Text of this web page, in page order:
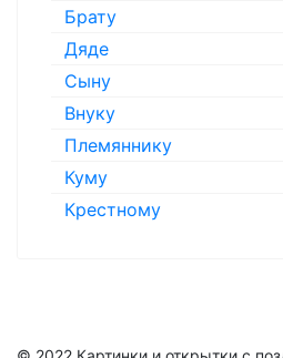
Брату
Дяде
Сыну
Внуку
Племяннику
Куму
Крестному